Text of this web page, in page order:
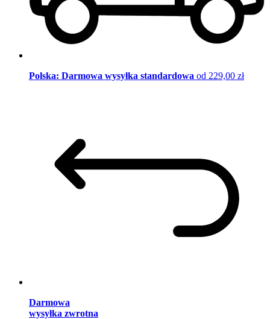
Polska: Darmowa wysyłka standardowa od 229,00 zł
Darmowa
wysyłka zwrotna